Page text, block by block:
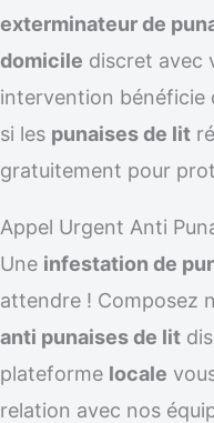
exterminateur de
domicile discret avec
intervention bénéficie
si les punaises de lit
gratuitement pour
Appel Urgent Anti
Une infestation de
attendre ! Composez
anti punaises de lit
plateforme locale
relation avec nos